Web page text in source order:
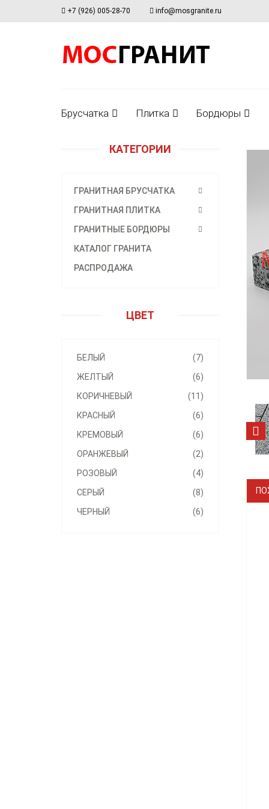
+7 (926) 005-28-70 info@mosgranite.ru
Брусчатка Плитка Бордюры
КАТЕГОРИИ
ГРАНИТНАЯ БРУСЧАТКА
ГРАНИТНАЯ ПЛИТКА
ГРАНИТНЫЕ БОРДЮРЫ
КАТАЛОГ ГРАНИТА
РАСПРОДАЖА
ЦВЕТ
(7)
БЕЛЫЙ
(6)
ЖЕЛТЫЙ
(11)
КОРИЧНЕВЫЙ
(6)
КРАСНЫЙ
(6)
КРЕМОВЫЙ
(2)
ОРАНЖЕВЫЙ
(4)
РОЗОВЫЙ
(8)
СЕРЫЙ
(6)
ЧЕРНЫЙ